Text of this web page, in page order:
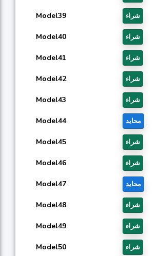
Model39 شراء
Model40 شراء
Model41 شراء
Model42 شراء
Model43 شراء
Model44 محايد
Model45 شراء
Model46 شراء
Model47 محايد
Model48 شراء
Model49 شراء
Model50 شراء